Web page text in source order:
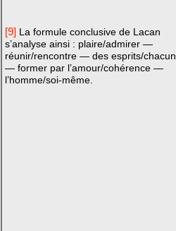
[9] La formule conclusive de Lacan
s’analyse ainsi : plaire/admirer —
réunir/rencontre — des esprits/chacun
— former par l’amour/cohérence —
l’homme/soi-même.